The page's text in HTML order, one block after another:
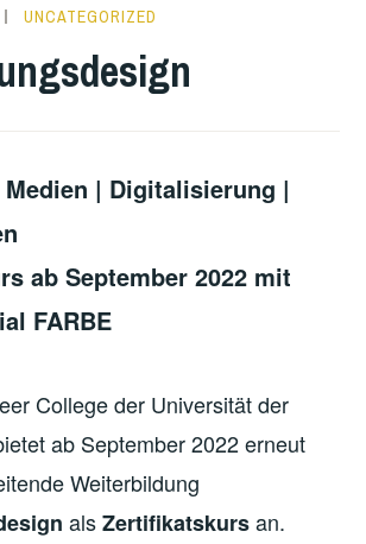
UNCATEGORIZED
| Digitalisierung |
ab September 2022 mit
FARBE
College der Universität der
ab September 2022 erneut
Weiterbildung
alsZertifikatskursan.